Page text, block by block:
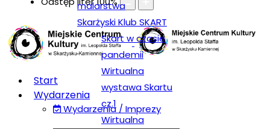
Start
Wydarzenia
Wydarzenia / Imprezy
malarstwa
Skarżyski Klub SKART
Skart w czasie
pandemii
Wirtualna
wystawa Skartu
cz.1
Wirtualna